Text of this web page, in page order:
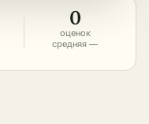
0
оценок
средняя —